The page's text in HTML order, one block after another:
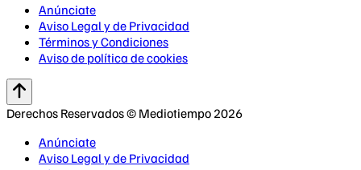
Anúnciate
Aviso Legal y de Privacidad
Términos y Condiciones
Aviso de política de cookies
Derechos Reservados © Mediotiempo 2026
Anúnciate
Aviso Legal y de Privacidad